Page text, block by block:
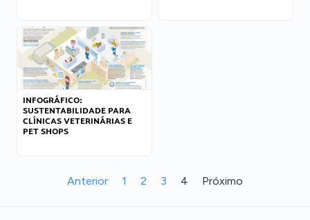
INFOGRÁFICO:
SUSTENTABILIDADE PARA
CLÍNICAS VETERINÁRIAS E
PET SHOPS
Anterior 1 2 3 4 Próximo